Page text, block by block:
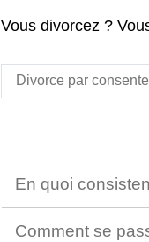
Vous divorcez ?
Divorce par
En quoi
Comment se